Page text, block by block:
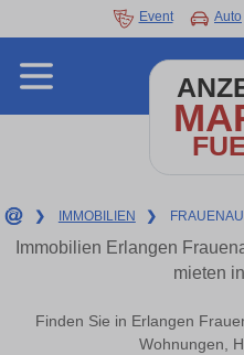
Event Auto
❯ IMMOBILIEN ❯
Immobilien Erlangen
mieten
Finden Sie in Erlangen
Wohnungen,